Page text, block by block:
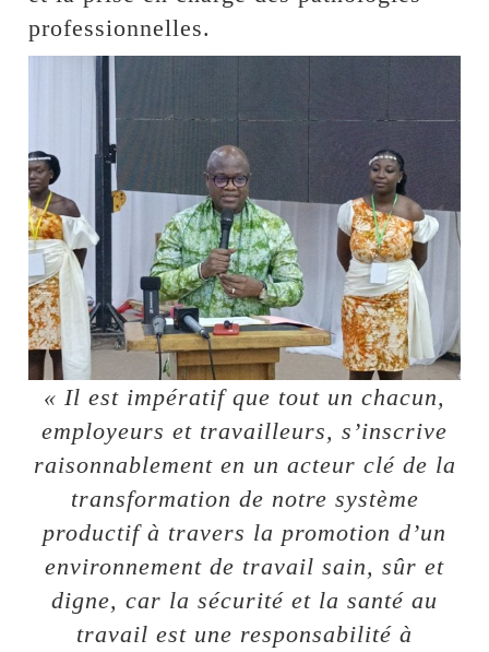
professionnelles.
« Il est impératif que tout un chacun,
employeurs et travailleurs, s’inscrive
raisonnablement en un acteur clé de la
transformation de notre système
productif à travers la promotion d’un
environnement de travail sain, sûr et
digne, car la sécurité et la santé au
travail est une responsabilité à